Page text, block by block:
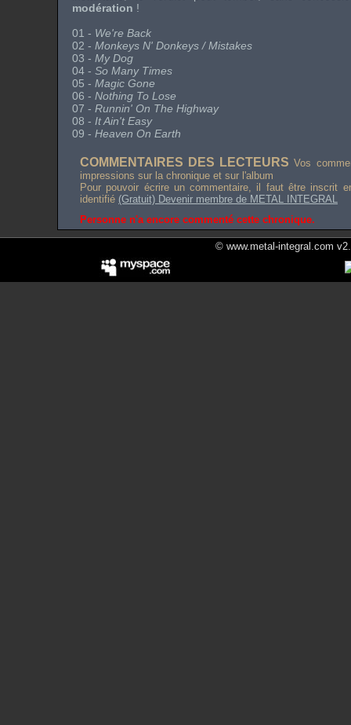
modération !
01 - We're Back
02 - Monkeys N' Donkeys / Mistakes
03 - My Dog
04 - So Many Times
05 - Magic Gone
06 - Nothing To Lose
07 - Runnin' On The Highway
08 - It Ain't Easy
09 - Heaven On Earth
COMMENTAIRES DES LECTEURS Vos
impressions sur la chronique et sur l'album
Pour pouvoir écrire un commentaire, il faut être inscrit
identifié (Gratuit) Devenir membre de METAL INTEGRAL
Personne n'a encore commenté cette chronique.
© www.metal-integral.com